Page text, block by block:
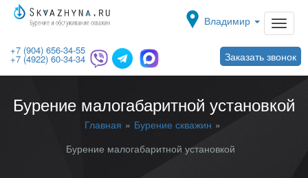
+7 (904) 656-34-55
+7 (4922) 60-34-34
Toggle
Заказать звонок
Владимир
Бурение малогабаритной установкой
Главная
Бурение скважин
Бурение малогабаритной установкой